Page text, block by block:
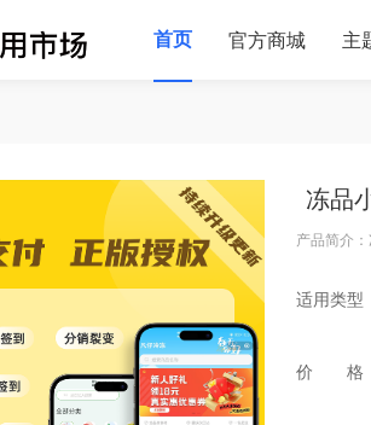
首页 官方商城 主
冻品
产品简介
适用类型
价 格